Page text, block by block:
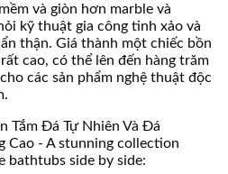
và giòn hơn marble và
kỹ thuật gia công tinh xảo và
thận. Giá thành một chiếc bồn
cao, có thể lên đến hàng trăm
các sản phẩm nghệ thuật độc